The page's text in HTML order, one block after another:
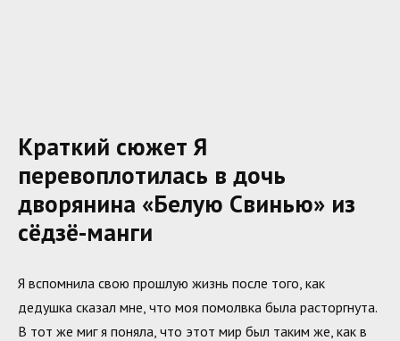
Краткий сюжет Я
перевоплотилась в дочь
дворянина «Белую Свинью» из
сёдзё-манги
Я вспомнила свою прошлую жизнь после того, как
дедушка сказал мне, что моя помолвка была расторгнута.
В тот же миг я поняла, что этот мир был таким же, как в